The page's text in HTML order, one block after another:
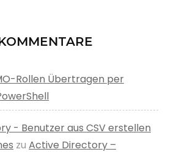
Rollen Übertragen per
- Benutzer aus CSV erstellen
zu Active Directory –